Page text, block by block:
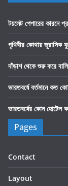
টয়লেট পেপারের কারনে
পৃথিবীর কোথায় জুরাসিক
দাঁড়াশ থেকে শুরু করে
ভারতবর্ষে বর্তমানে কত
ভারতবর্ষের কোন হোটেল
Pages
Contact
Layout